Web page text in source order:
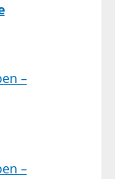
–
–